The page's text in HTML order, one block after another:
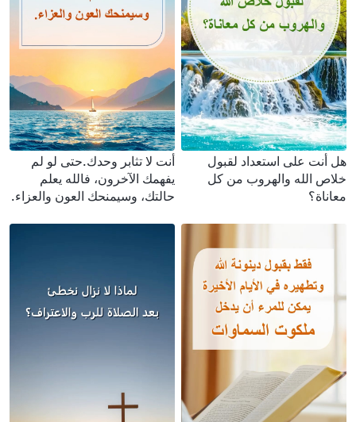
هل أنت على استعداد لقبول
خلاص الله والهروب من كل
معاناة؟
أنت لا تثابر وحدك.حتى لو لم
يفهمك الآخرون، فالله يعلم
حالتك، وسيمنحك العون والعزاء.